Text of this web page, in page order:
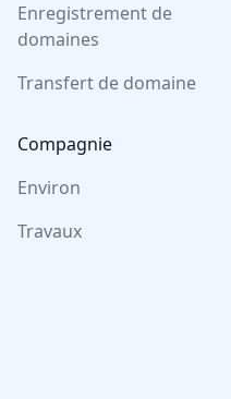
Enregistrement de
domaines
Transfert de domaine
Compagnie
Environ
Travaux